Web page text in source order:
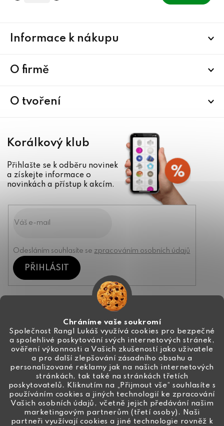
Chráníme vaše soukromí
Společnost Rangl Lukáš využívá cookies pro bezpečné
a spolehlivé poskytování svých internetových stránek,
ověření výkonnosti a Vašich zkušeností jako uživatele
a pro další zlepšování zásadního obsahu a
personalizované reklamy jak na našich internetových
stránkách, tak také na stránkách třetích
poskytovatelů. Kliknutím na „Přijmout vše“ souhlasíte s
používáním cookies a jiných technologií ke zpracování
Vašich osobních údajů, včetně jejich předávání našim
marketingovým partnerům (třetí osoby). Naši
partneři využívají cookies a jiné technologie rovněž k
Informace k nákupu
O firmě
O tvoření
Korálkový klub
Přihlašte se k odběru novinek
a získejte informace o
novinkách a přístup k akcím.
Odesláním souhlasíte se zpracováním osobních údajů
PŘIHLÁSIT
info@ceske-koralky.cz
+420 774 444 191